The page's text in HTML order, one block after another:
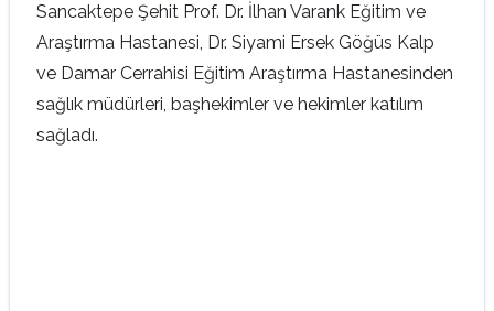
Sancaktepe Şehit Prof. Dr. İlhan Varank Eğitim ve
Araştırma Hastanesi, Dr. Siyami Ersek Göğüs Kalp
ve Damar Cerrahisi Eğitim Araştırma Hastanesinden
sağlık müdürleri, başhekimler ve hekimler katılım
sağladı.